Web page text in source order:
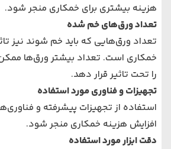
هزینه بیشتری برای خمکاری منجر شود.
تعداد ورق‌های خم شده
تعداد ورق‌هایی که باید خم شوند نیز
خمکاری است. تعداد بیشتر ورق‌ها
را تحت تاثیر قرار دهد.
تجهیزات و فناوری مورد استفاده
استفاده از تجهیزات پیشرفته و
افزایش هزینه خمکاری منجر شود.
دقت ابزار مورد استفاده